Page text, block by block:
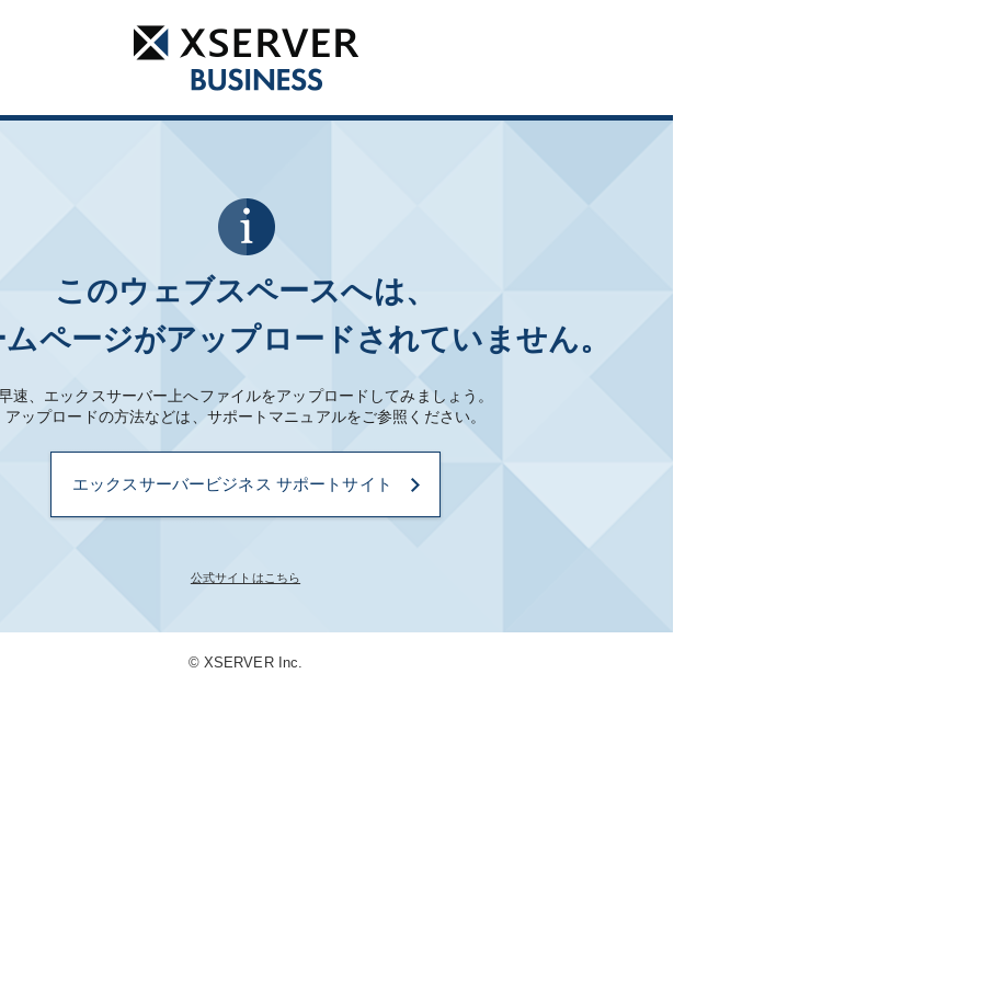
このウェブスペースへは、
ページがアップロードされていません。
速、エックスサーバー上へファイルをアップロードしてみましょう。
アップロードの方法などは、サポートマニュアルをご参照ください。
エックスサーバービジネス サポートサイト
公式サイトはこちら
© XSERVER Inc.